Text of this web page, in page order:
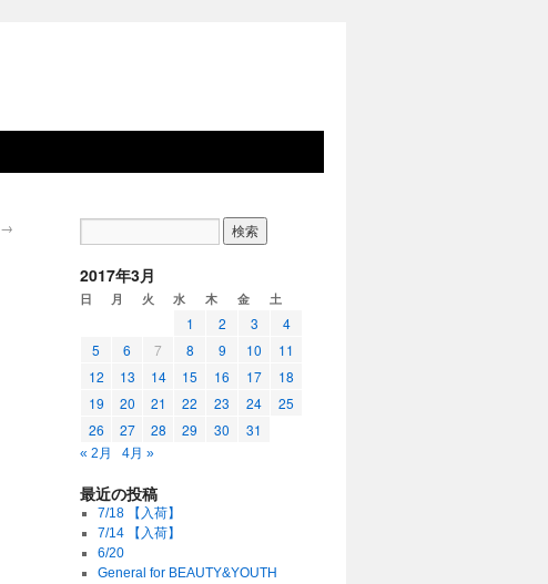
→
2017年3月
日 月 火 水 木 金 土
1 2 3
4
5
6 7 8 9 10
11
12
13 14 15 16 17
18
19
20 21 22 23 24
25
26
27 28 29 30 31
« 2月 4月 »
最近の投稿
7/18 【入荷】
7/14 【入荷】
6/20
General for BEAUTY&YOUTH